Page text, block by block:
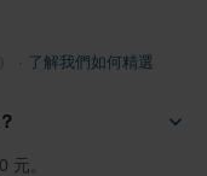
了解我們如何精選
元。